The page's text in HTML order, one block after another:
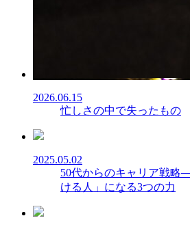
2026.06.15
忙しさの中で失ったもの
2025.05.02
50代からのキャリア戦略
ける人」になる3つの力